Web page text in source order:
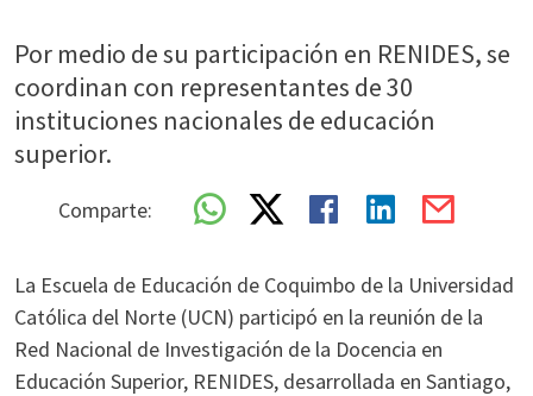
Por medio de su participación en RENIDES, se
coordinan con representantes de 30
instituciones nacionales de educación
superior.
Comparte:
La Escuela de Educación de Coquimbo de la Universidad
Católica del Norte (UCN) participó en la reunión de la
Red Nacional de Investigación de la Docencia en
Educación Superior, RENIDES, desarrollada en Santiago,